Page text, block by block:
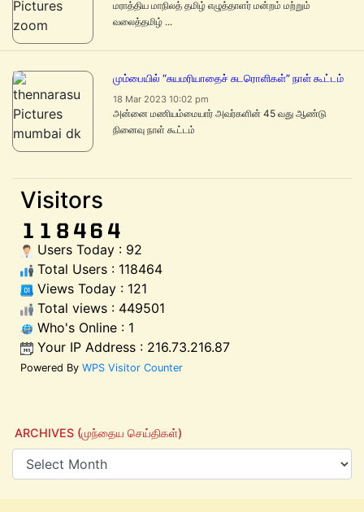
மராத்திய மாநிலத் தமிழ் எழுத்தாளர் மன்றம் மற்றும்
வலைத்தமிழ் ...
மும்பையில் “சுயமரியாதைச் சுடரொளிகள்” நாள் கூட்டம்
18 Mar 2023 10:02 pm
அன்னை மணியம்மையார் அவர்களின் 45 வது ஆண்டு
நினைவு நாள் கூட்டம்
Visitors
Users Today : 92
Total Users : 118464
Views Today : 121
Total views : 449501
Who's Online : 1
Your IP Address : 216.73.216.87
Powered By WPS Visitor Counter
ARCHIVES (முந்தைய செய்திகள்)